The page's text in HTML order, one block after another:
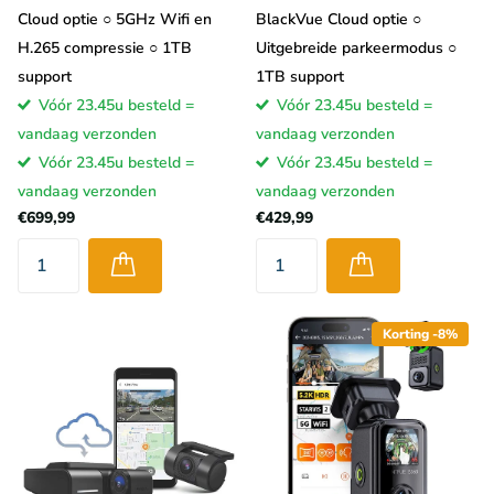
De video's worden dus als gecomprimeerde bestanden
Cloud opslag, dit is dus goed voor zo'n 18 uur aan video's.
Hierna worden de oudste bestanden automatisch verwijderd
voor nieuwere bestanden. Naast het opslaan van beelden is het
ook mogelijk om Live mee te kijken met de dashcam.
Onderstaande tabel geeft een inzicht in het dataverbruik dat
Kosten Cloud dashcam
Naast dat dashcams met Cloud optie zelf meestal al niet
goedkoop zijn, zit aan het (ongelimiteerde) gebruik van de Cloud
Cloud optie ○ 5GHz Wifi en
H.265 compressie ○ 1TB
support
Vóór 23.45u besteld =
vandaag verzonden
Vóór 23.45u besteld =
vandaag verzonden
€699,99
BlackVue Cloud optie ○
Uitgebreide parkeermodus ○
1TB support
Vóór 23.45u besteld =
vandaag verzonden
Vóór 23.45u besteld =
vandaag verzonden
€429,99
Korting -8%